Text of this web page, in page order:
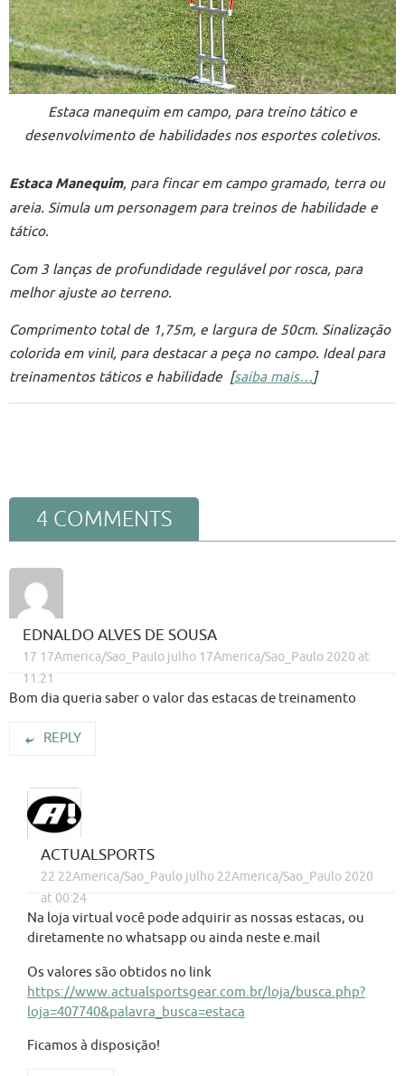
Estaca manequim em campo, para treino tático e
desenvolvimento de habilidades nos esportes coletivos.
Estaca Manequim, para fincar em campo gramado, terra ou
areia. Simula um personagem para treinos de habilidade e
tático.
Com 3 lanças de profundidade regulável por rosca, para
melhor ajuste ao terreno.
Comprimento total de 1,75m, e largura de 50cm. Sinalização
colorida em vinil, para destacar a peça no campo. Ideal para
treinamentos táticos e habilidade [saiba mais…]
4 COMMENTS
EDNALDO ALVES DE SOUSA
17 17America/Sao_Paulo julho 17America/Sao_Paulo 2020 at
11:21
Bom dia queria saber o valor das estacas de treinamento
REPLY
ACTUALSPORTS
22 22America/Sao_Paulo julho 22America/Sao_Paulo 2020
at 00:24
Na loja virtual você pode adquirir as nossas estacas, ou
diretamente no whatsapp ou ainda neste e.mail
Os valores são obtidos no link
https://www.actualsportsgear.com.br/loja/busca.php?
loja=407740&palavra_busca=estaca
Ficamos à disposição!